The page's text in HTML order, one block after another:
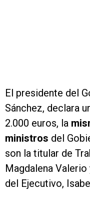
El presidente del
Sánchez, declara
2.000 euros, la
ministros del
son la titular de
Magdalena
del Ejecutivo,